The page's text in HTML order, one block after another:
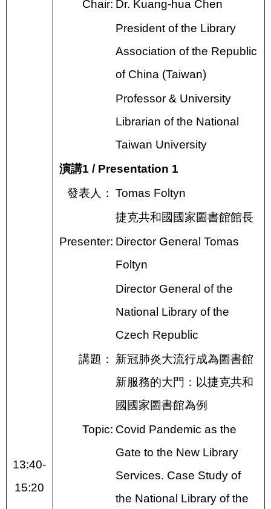
13:40-
15:20
Chair: Dr. Kuang-hua Chen
President of the Library
Association of the Republic
of China (Taiwan)
Professor & University
Librarian of the National
Taiwan University
演講1 / Presentation 1
發表人： Tomas Foltyn
捷克共和國國家圖書館館長
Presenter: Director General Tomas
Foltyn
Director General of the
National Library of the
Czech Republic
講題：
新冠肺炎大流行成為圖書館
新服務的大門：以捷克共和
國國家圖書館為例
Topic: Covid Pandemic as the
Gate to the New Library
Services. Case Study of
the National Library of the